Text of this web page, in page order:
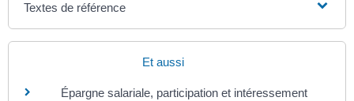
Textes de référence
Et aussi
Épargne salariale, participation et intéressement